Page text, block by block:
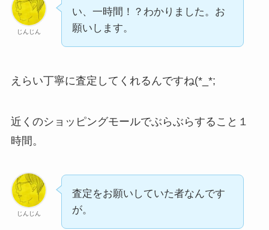
じんじん
い、一時間！？わかりました。お
願いします。
えらい丁寧に査定してくれるんですね(*_*;
近くのショッピングモールでぶらぶらすること１
時間。
じんじん
査定をお願いしていた者なんです
が。